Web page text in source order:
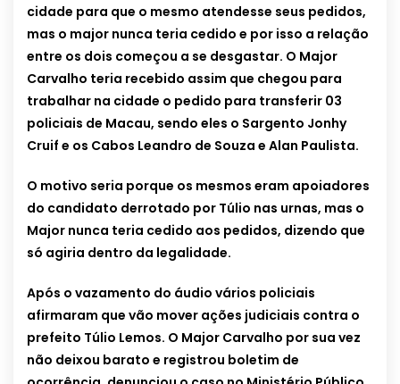
cidade para que o mesmo atendesse seus pedidos,
mas o major nunca teria cedido e por isso a relação
entre os dois começou a se desgastar. O Major
Carvalho teria recebido assim que chegou para
trabalhar na cidade o pedido para transferir 03
policiais de Macau, sendo eles o Sargento Jonhy
Cruif e os Cabos Leandro de Souza e Alan Paulista.
O motivo seria porque os mesmos eram apoiadores
do candidato derrotado por Túlio nas urnas, mas o
Major nunca teria cedido aos pedidos, dizendo que
só agiria dentro da legalidade.
Após o vazamento do áudio vários policiais
afirmaram que vão mover ações judiciais contra o
prefeito Túlio Lemos. O Major Carvalho por sua vez
não deixou barato e registrou boletim de